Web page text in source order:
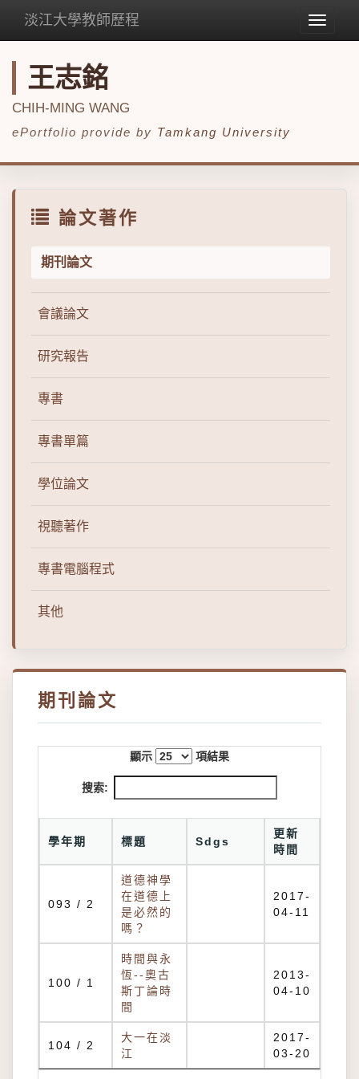
Toggle
淡江大學教師歷程
王志銘
CHIH-MING WANG
ePortfolio provide by Tamkang University
論文著作
期刊論文
會議論文
研究報告
專書
專書單篇
學位論文
視聽著作
專書電腦程式
其他
期刊論文
顯示 項結果
搜索:
學年期 標題 Sdgs
更新
時間
093 / 2
道德神學
在道德上
是必然的
嗎？
2017-
04-11
100 / 1
時間與永
恆--奧古
斯丁論時
間
2013-
04-10
104 / 2
大一在淡
江
2017-
03-20